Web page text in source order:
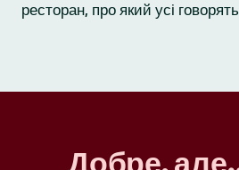
ресторан, про який усі